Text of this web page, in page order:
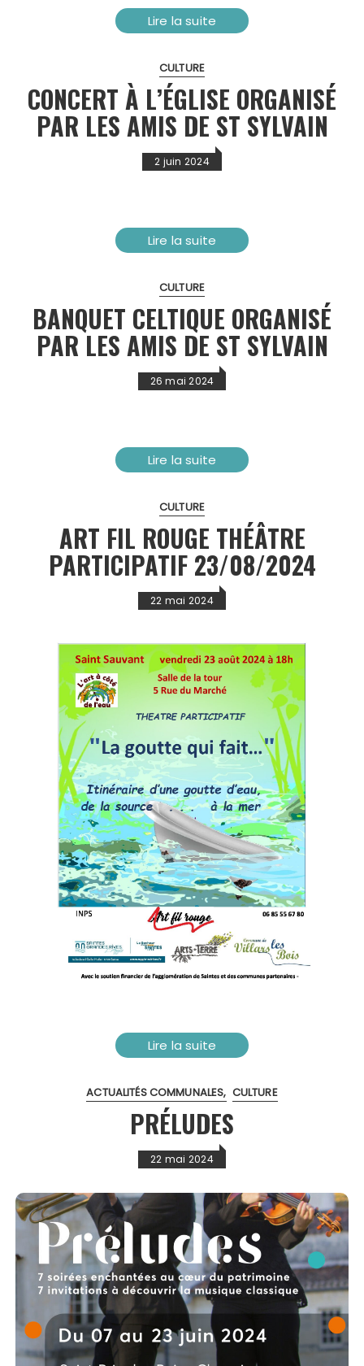
Lire la suite
CULTURE
CONCERT À L’ÉGLISE ORGANISÉ
PAR LES AMIS DE ST SYLVAIN
2 juin 2024
Lire la suite
CULTURE
BANQUET CELTIQUE ORGANISÉ
PAR LES AMIS DE ST SYLVAIN
26 mai 2024
Lire la suite
CULTURE
ART FIL ROUGE THÉÂTRE
PARTICIPATIF 23/08/2024
22 mai 2024
Lire la suite
ACTUALITÉS COMMUNALES CULTURE
PRÉLUDES
22 mai 2024